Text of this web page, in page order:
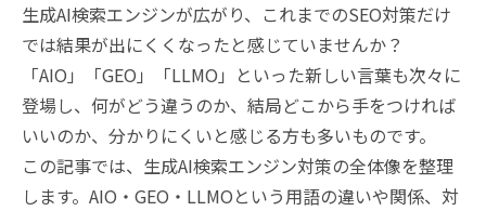
生成AI検索エンジンが広がり、これまでのSEO対策だけ
では結果が出にくくなったと感じていませんか？
「AIO」「GEO」「LLMO」といった新しい言葉も次々に
登場し、何がどう違うのか、結局どこから手をつければ
いいのか、分かりにくいと感じる方も多いものです。
この記事では、生成AI検索エンジン対策の全体像を整理
します。AIO・GEO・LLMOという用語の違いや関係、対